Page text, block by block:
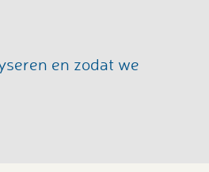
en zodat we